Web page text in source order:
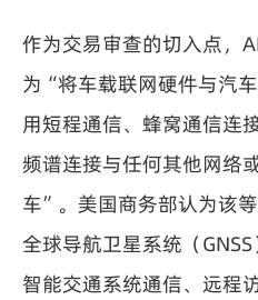
作为交易审查的切入点，
为“将车载联网硬件与汽
用短程通信、蜂窝通信连
频谱连接与任何其他网络
车”。美国商务部认为该
全球导航卫星系统（
智能交通系统通信、远程